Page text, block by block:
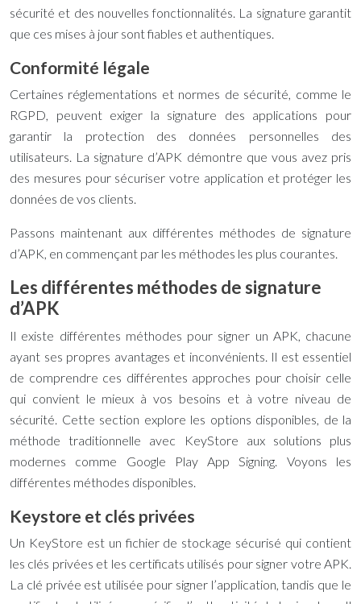
sécurité et des nouvelles fonctionnalités. La signature garantit
que ces mises à jour sont fiables et authentiques.
Conformité légale
Certaines réglementations et normes de sécurité, comme le
RGPD, peuvent exiger la signature des applications pour
garantir la protection des données personnelles des
utilisateurs. La signature d’APK démontre que vous avez pris
des mesures pour sécuriser votre application et protéger les
données de vos clients.
Passons maintenant aux différentes méthodes de signature
d’APK, en commençant par les méthodes les plus courantes.
Les différentes méthodes de signature
d’APK
Il existe différentes méthodes pour signer un APK, chacune
ayant ses propres avantages et inconvénients. Il est essentiel
de comprendre ces différentes approches pour choisir celle
qui convient le mieux à vos besoins et à votre niveau de
sécurité. Cette section explore les options disponibles, de la
méthode traditionnelle avec KeyStore aux solutions plus
modernes comme Google Play App Signing. Voyons les
différentes méthodes disponibles.
Keystore et clés privées
Un KeyStore est un fichier de stockage sécurisé qui contient
les clés privées et les certificats utilisés pour signer votre APK.
La clé privée est utilisée pour signer l’application, tandis que le